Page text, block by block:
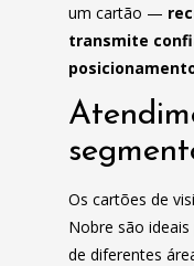
um cartão —
transmite
Os cartões de
Nobre são
de diferentes